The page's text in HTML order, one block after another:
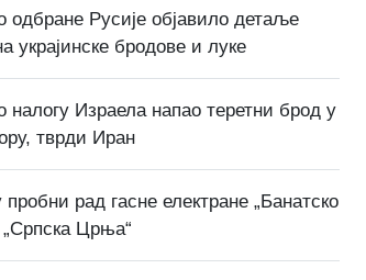
одбране Русије објавило детаље
украјинске бродове и луке
налогу Израела напао теретни брод у
тврди Иран
рад гасне електране „Банатско
Црња“